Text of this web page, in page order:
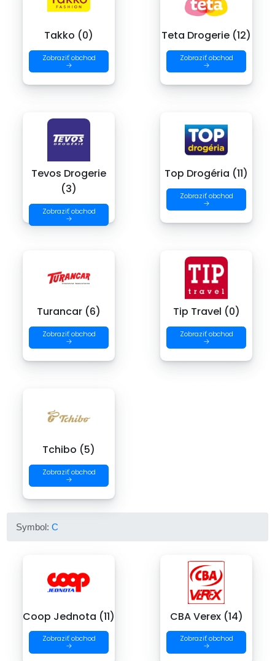
Takko (0)
Zobraziť obchod
→
Teta Drogerie (12)
Zobraziť obchod
→
Tevos Drogerie
(3)
Zobraziť obchod
→
Top Drogéria (11)
Zobraziť obchod
→
Turancar (6)
Zobraziť obchod
→
Tip Travel (0)
Zobraziť obchod
→
Tchibo (5)
Zobraziť obchod
→
Symbol:C
Coop Jednota (11)
Zobraziť obchod
→
CBA Verex (14)
Zobraziť obchod
→